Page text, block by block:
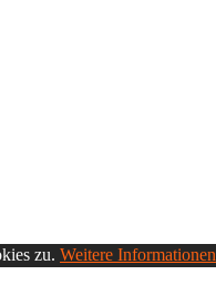
zu. Weitere Informationen